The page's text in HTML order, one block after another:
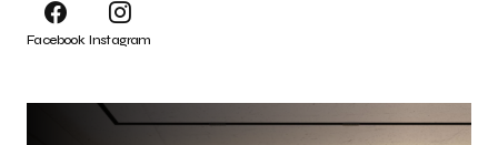
Facebook Instagram